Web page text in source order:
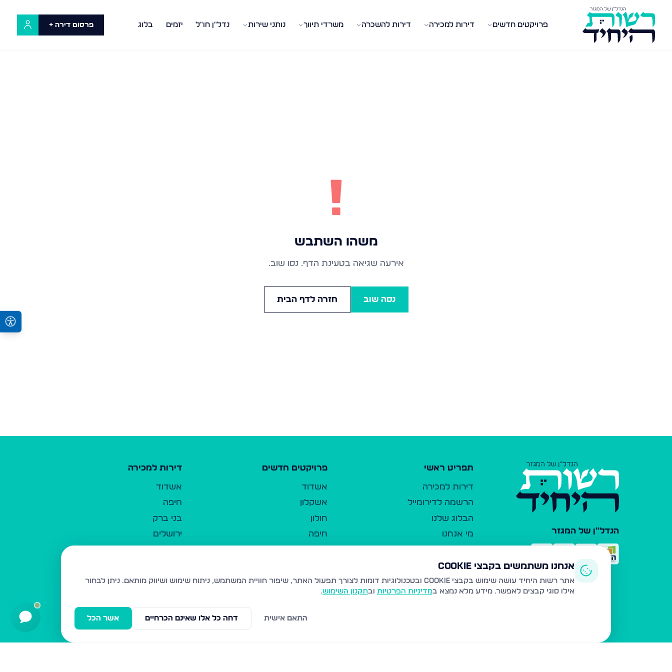
פרויקטים חדשים דירות למכירה דירות להשכרה משרדי תיווך נותני שירות נדל"ן חו"ל יזמים בלוג פרסום דירה +
!
משהו השתבש
אירעה שגיאה בטעינת הדף. נסו שוב.
נסה שוב חזרה לדף הבית
הנדל"ן של המגזר
תפריט ראשי
דירות למכירה
הרשמה לדירומייל
הבלוג שלנו
מי אנחנו
כלי עזר
פרסום ברשות היחיד
משרדי תיווך
פרויקטים חדשים
אשדוד
אשקלון
חולון
חיפה
נהריה
עמנואל
דירות למכירה
אשדוד
חיפה
בני ברק
ירושלים
בית שמש
ביתר עילית
אנחנו משתמשים בקבצי Cookie
אתר רשות היחיד עושה שימוש בקבצי Cookie ובטכנולוגיות דומות לצורך תפעול האתר, שיפור חוויית המשתמש, ניתוח שימוש ושיווק מותאם.
ניתן לבחור
אילו סוגי קבצים לאפשר. מידע מלא נמצא במדיניות הפרטיות ובתקנון השימוש.
אשר הכל דחה כל אלו שאינם הכרחיים התאם אישית